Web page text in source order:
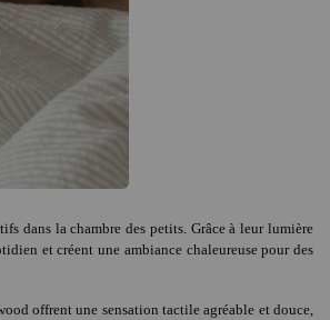
dans la chambre des petits. Grâce à leur lumière
et créent une ambiance chaleureuse pour des
offrent une sensation tactile agréable et douce,